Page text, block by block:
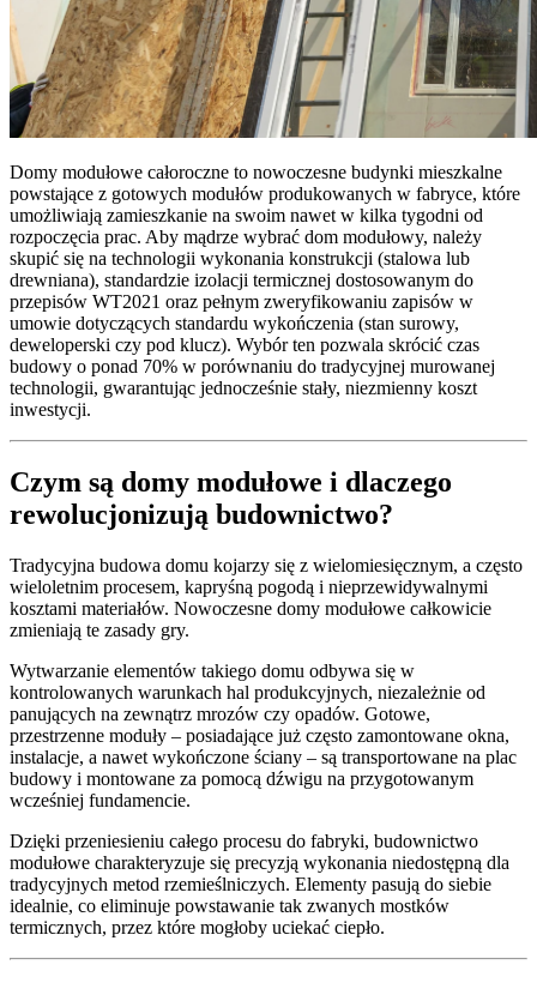
Domy modułowe całoroczne to nowoczesne budynki mieszkalne
powstające z gotowych modułów produkowanych w fabryce, które
umożliwiają zamieszkanie na swoim nawet w kilka tygodni od
rozpoczęcia prac. Aby mądrze wybrać dom modułowy, należy
skupić się na technologii wykonania konstrukcji (stalowa lub
drewniana), standardzie izolacji termicznej dostosowanym do
przepisów WT2021 oraz pełnym zweryfikowaniu zapisów w
umowie dotyczących standardu wykończenia (stan surowy,
deweloperski czy pod klucz). Wybór ten pozwala skrócić czas
budowy o ponad 70% w porównaniu do tradycyjnej murowanej
technologii, gwarantując jednocześnie stały, niezmienny koszt
inwestycji.
Czym są domy modułowe i dlaczego
rewolucjonizują budownictwo?
Tradycyjna budowa domu kojarzy się z wielomiesięcznym, a często
wieloletnim procesem, kapryśną pogodą i nieprzewidywalnymi
kosztami materiałów. Nowoczesne domy modułowe całkowicie
zmieniają te zasady gry.
Wytwarzanie elementów takiego domu odbywa się w
kontrolowanych warunkach hal produkcyjnych, niezależnie od
panujących na zewnątrz mrozów czy opadów. Gotowe,
przestrzenne moduły – posiadające już często zamontowane okna,
instalacje, a nawet wykończone ściany – są transportowane na plac
budowy i montowane za pomocą dźwigu na przygotowanym
wcześniej fundamencie.
Dzięki przeniesieniu całego procesu do fabryki, budownictwo
modułowe charakteryzuje się precyzją wykonania niedostępną dla
tradycyjnych metod rzemieślniczych. Elementy pasują do siebie
idealnie, co eliminuje powstawanie tak zwanych mostków
termicznych, przez które mogłoby uciekać ciepło.